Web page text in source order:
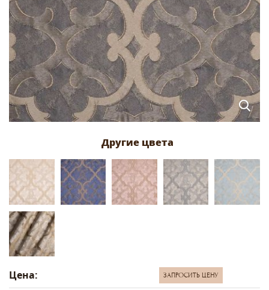
Цена: ЗАПРОСИТЬ ЦЕНУ